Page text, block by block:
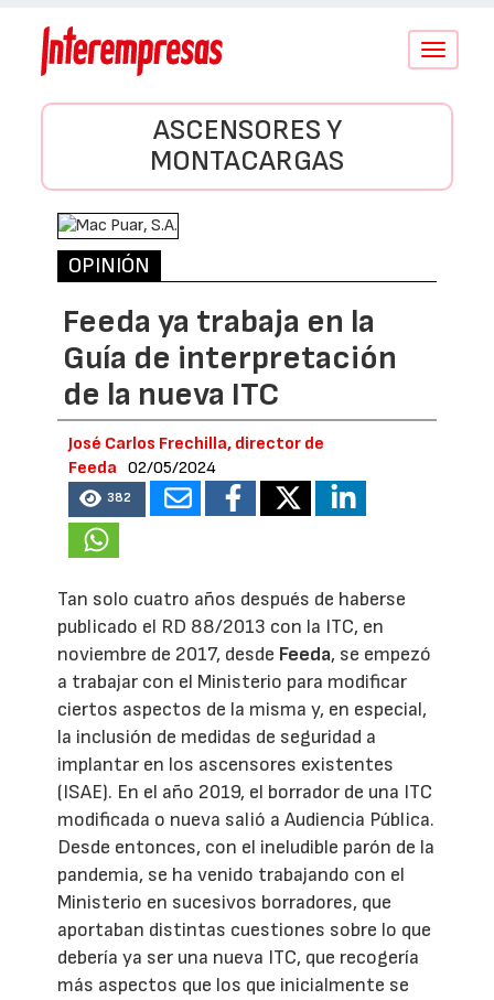
Conmutar
ASCENSORES Y
MONTACARGAS
OPINIÓN
Feeda ya trabaja en la
Guía de interpretación
de la nueva ITC
José Carlos Frechilla, director de
Feeda
02/05/2024
382
Tan solo cuatro años después de haberse
publicado el RD 88/2013 con la ITC, en
noviembre de 2017, desde Feeda, se empezó
a trabajar con el Ministerio para modificar
ciertos aspectos de la misma y, en especial,
la inclusión de medidas de seguridad a
implantar en los ascensores existentes
(ISAE). En el año 2019, el borrador de una ITC
modificada o nueva salió a Audiencia Pública.
Desde entonces, con el ineludible parón de la
pandemia, se ha venido trabajando con el
Ministerio en sucesivos borradores, que
aportaban distintas cuestiones sobre lo que
debería ya ser una nueva ITC, que recogería
más aspectos que los que inicialmente se